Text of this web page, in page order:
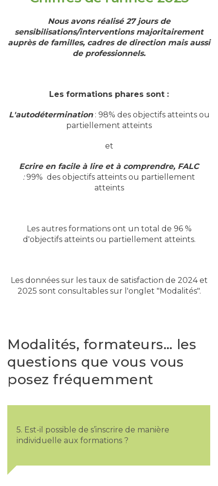
Nous avons réalisé 27 jours de
sensibilisations/interventions majoritairement
auprès de familles, cadres de direction mais aussi
de professionnels.
Les formations phares sont :
L'autodétermination: 98% des objectifs atteints ou
partiellement atteints
et
Ecrire en facile à lire et à comprendre, FALC
:99% des objectifs atteints ou partiellement
atteints
Les autres formations ont un total de 96 %
d'objectifs atteints ou partiellement atteints.
Les données sur les taux de satisfaction de 2024 et
2025 sont consultables sur l'onglet "Modalités".
Modalités, formateurs… les
questions que vous vous
posez fréquemment
5. Est-il possible de s’inscrire de manière
individuelle aux formations ?